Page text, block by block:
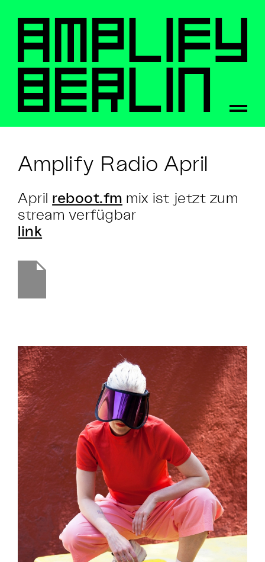
Amplify Radio April
April reboot.fm mix ist jetzt zum
stream verfügbar
link